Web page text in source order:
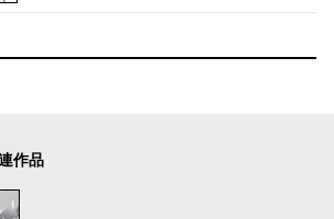
作品